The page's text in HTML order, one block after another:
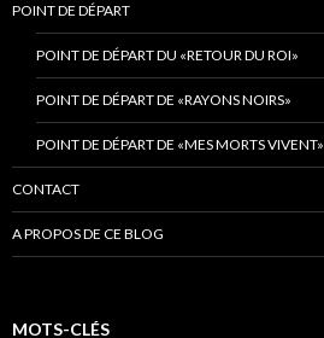
POINT DE DÉPART
POINT DE DÉPART DU «RETOUR DU ROI»
POINT DE DÉPART DE «RAYONS NOIRS»
POINT DE DÉPART DE «MES MORTS VIVENT»
CONTACT
A PROPOS DE CE BLOG
MOTS-CLÉS